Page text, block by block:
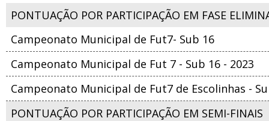
PONTUAÇÃO POR PARTICIPAÇÃO EM FASE
Campeonato Municipal de Fut7- Sub 16
Campeonato Municipal de Fut 7 - Sub 16 - 2023
Campeonato Municipal de Fut7 de Escolinhas -
PONTUAÇÃO POR PARTICIPAÇÃO EM SEMI-FINAIS